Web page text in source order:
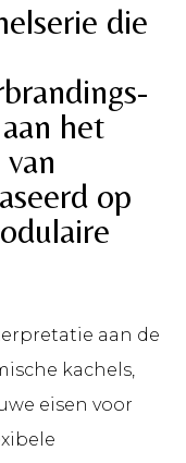
die
het
op
aan de
kachels,
eisen voor